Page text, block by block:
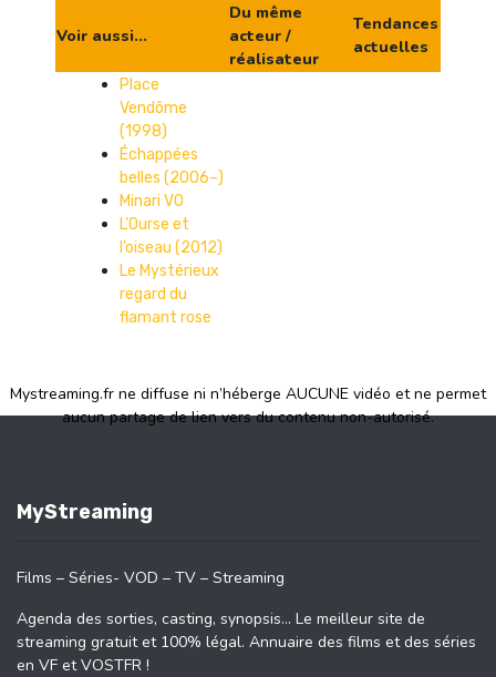
Voir aussi...
Du même
acteur /
réalisateur
Tendances
actuelles
Place
Vendôme
(1998)
Échappées
belles (2006–)
Minari VO
L’Ourse et
l’oiseau (2012)
Le Mystérieux
regard du
flamant rose
Mystreaming.fr ne diffuse ni n’héberge AUCUNE vidéo et ne permet
aucun partage de lien vers du contenu non-autorisé.
MyStreaming
Films – Séries- VOD – TV – Streaming
Agenda des sorties, casting, synopsis… Le meilleur site de
streaming gratuit et 100% légal. Annuaire des films et des séries
en VF et VOSTFR !